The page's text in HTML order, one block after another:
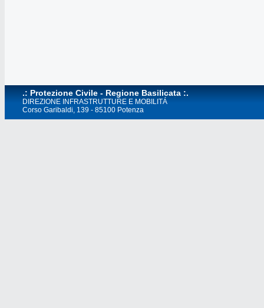
.: Protezione Civile - Regione Basilicata :.
DIREZIONE INFRASTRUTTURE E MOBILITÁ
Corso Garibaldi, 139 - 85100 Potenza